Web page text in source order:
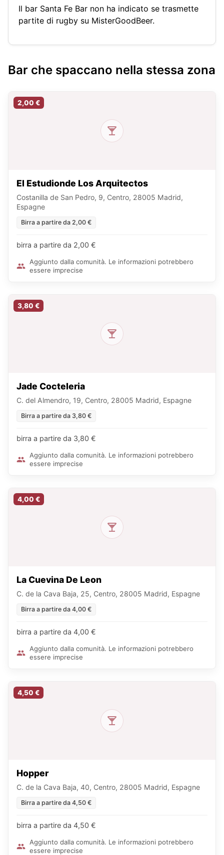
Il bar Santa Fe Bar non ha indicato se trasmette
partite di rugby su MisterGoodBeer.
Bar che spaccano nella stessa zona
2,00 €
El Estudionde Los Arquitectos
Costanilla de San Pedro, 9, Centro, 28005 Madrid,
Espagne
Birra a partire da 2,00 €
birra a partire da 2,00 €
Aggiunto dalla comunità. Le informazioni potrebbero
essere imprecise
3,80 €
Jade Cocteleria
C. del Almendro, 19, Centro, 28005 Madrid, Espagne
Birra a partire da 3,80 €
birra a partire da 3,80 €
Aggiunto dalla comunità. Le informazioni potrebbero
essere imprecise
4,00 €
La Cuevina De Leon
C. de la Cava Baja, 25, Centro, 28005 Madrid, Espagne
Birra a partire da 4,00 €
birra a partire da 4,00 €
Aggiunto dalla comunità. Le informazioni potrebbero
essere imprecise
4,50 €
Hopper
C. de la Cava Baja, 40, Centro, 28005 Madrid, Espagne
Birra a partire da 4,50 €
birra a partire da 4,50 €
Aggiunto dalla comunità. Le informazioni potrebbero
essere imprecise